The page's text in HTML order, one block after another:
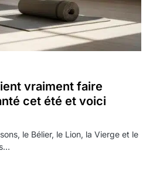
vraiment faire
cet été et voici
le Bélier, le Lion, la Vierge et le